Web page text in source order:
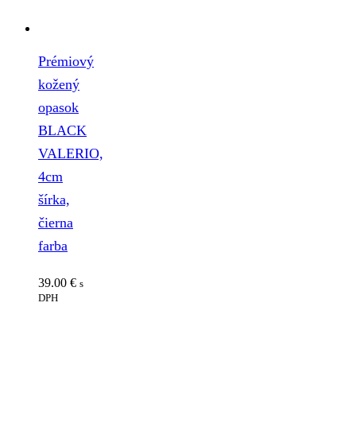
Prémiový
kožený
opasok
BLACK
VALERIO,
4cm
šírka,
čierna
farba
39.00 € s
DPH